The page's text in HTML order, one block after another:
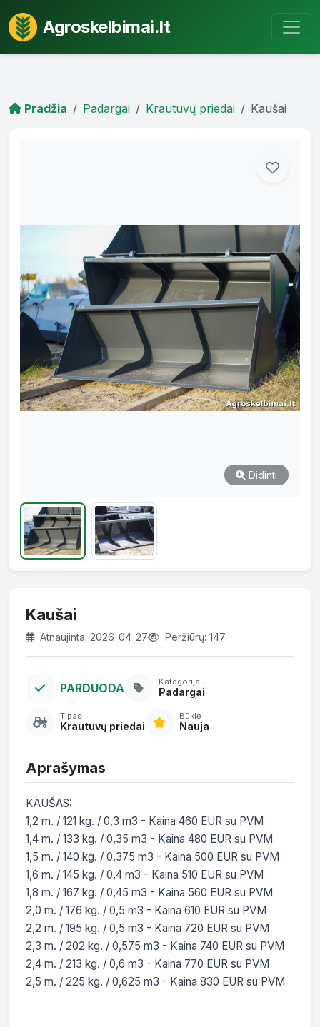
Agroskelbimai.lt
Pradžia Padargai Krautuvų priedai Kaušai
Didinti
Kaušai
Atnaujinta: 2026-04-27 Peržiūrų: 147
PARDUODA Kategorija
Padargai
Tipas
Krautuvų priedai
Būklė
Nauja
Aprašymas
KAUŠAS:
1,2 m. / 121 kg. / 0,3 m3 - Kaina 460 EUR su PVM
1,4 m. / 133 kg. / 0,35 m3 - Kaina 480 EUR su PVM
1,5 m. / 140 kg. / 0,375 m3 - Kaina 500 EUR su PVM
1,6 m. / 145 kg. / 0,4 m3 - Kaina 510 EUR su PVM
1,8 m. / 167 kg. / 0,45 m3 - Kaina 560 EUR su PVM
2,0 m. / 176 kg. / 0,5 m3 - Kaina 610 EUR su PVM
2,2 m. / 195 kg. / 0,5 m3 - Kaina 720 EUR su PVM
2,3 m. / 202 kg. / 0,575 m3 - Kaina 740 EUR su PVM
2,4 m. / 213 kg. / 0,6 m3 - Kaina 770 EUR su PVM
2,5 m. / 225 kg. / 0,625 m3 - Kaina 830 EUR su PVM